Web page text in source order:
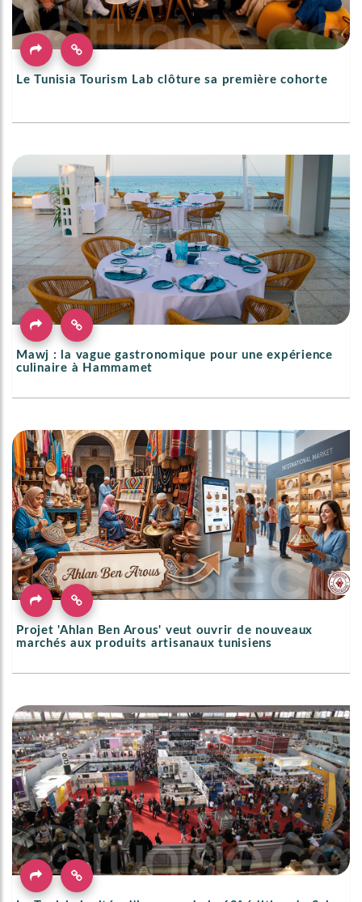
Le Tunisia Tourism Lab clôture sa première cohorte
Mawj : la vague gastronomique pour une expérience
culinaire à Hammamet
Projet 'Ahlan Ben Arous' veut ouvrir de nouveaux
marchés aux produits artisanaux tunisiens